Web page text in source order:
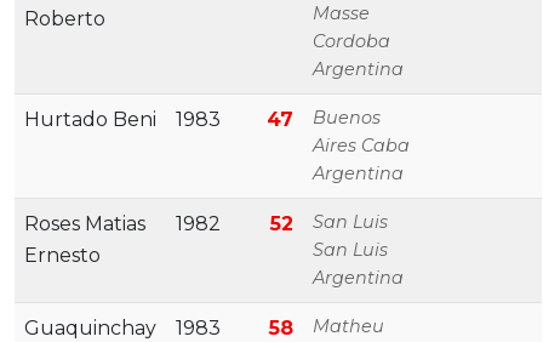
Roberto
Masse
Cordoba
Argentina
Hurtado Beni 1983 47
Buenos
Aires Caba
Argentina
Roses Matias
Ernesto
1982 52
San Luis
San Luis
Argentina
Guaquinchay
1983 58
Matheu